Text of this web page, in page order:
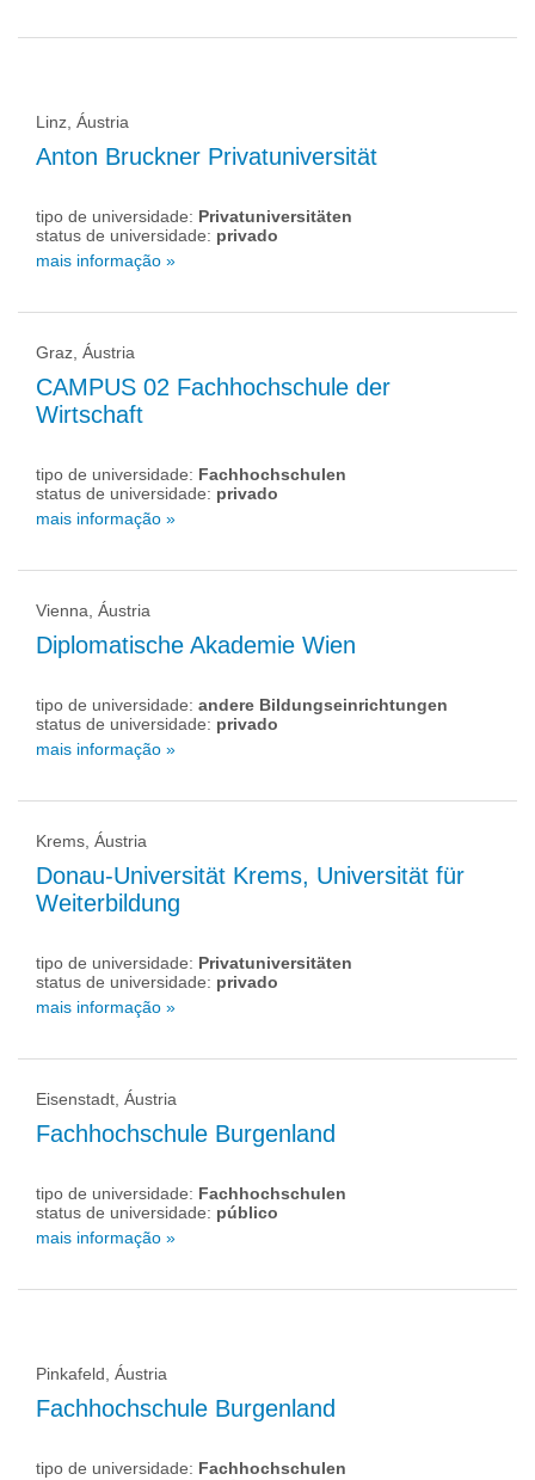
Linz, Áustria
Anton Bruckner Privatuniversität
tipo de universidade: Privatuniversitäten
status de universidade: privado
mais informação »
Graz, Áustria
CAMPUS 02 Fachhochschule der
Wirtschaft
tipo de universidade: Fachhochschulen
status de universidade: privado
mais informação »
Vienna, Áustria
Diplomatische Akademie Wien
tipo de universidade: andere Bildungseinrichtungen
status de universidade: privado
mais informação »
Krems, Áustria
Donau-Universität Krems, Universität für
Weiterbildung
tipo de universidade: Privatuniversitäten
status de universidade: privado
mais informação »
Eisenstadt, Áustria
Fachhochschule Burgenland
tipo de universidade: Fachhochschulen
status de universidade: público
mais informação »
Pinkafeld, Áustria
Fachhochschule Burgenland
tipo de universidade: Fachhochschulen